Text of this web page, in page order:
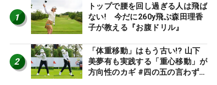
1
トップで腰を回し過ぎる人は飛ば
ない! 今だに260y飛ぶ森田理香
子が教える『お腹ドリル』
2
「体重移動」はもう古い!? 山下
美夢有も実践する「重心移動」が
方向性のカギ #四の五の言わず振